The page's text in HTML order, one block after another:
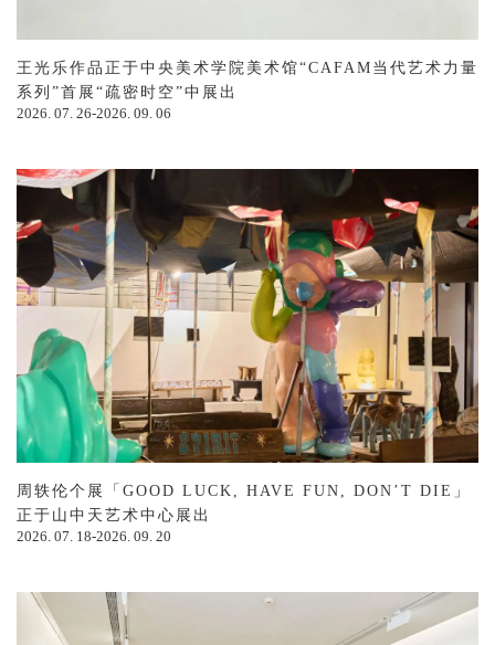
王光乐作品正于中央美术学院美术馆“CAFAM当代艺术力量
系列”首展“疏密时空”中展出
2026. 07. 26-2026. 09. 06
周轶伦个展「GOOD LUCK, HAVE FUN, DON’T DIE」
正于山中天艺术中心展出
2026. 07. 18-2026. 09. 20